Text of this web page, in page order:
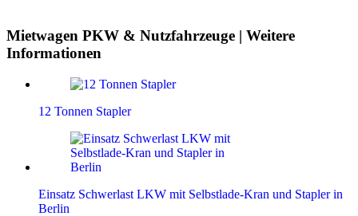
Mietwagen PKW & Nutzfahrzeuge | Weitere
Informationen
12 Tonnen Stapler
Einsatz Schwerlast LKW mit Selbstlade-Kran und Stapler in
Berlin